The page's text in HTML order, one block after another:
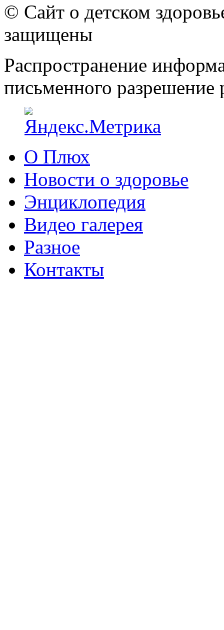
© Сайт о детском
защищены
Распространение
письменного разрешение
О Плюх
Новости о здоровье
Энциклопедия
Видео галерея
Разное
Контакты